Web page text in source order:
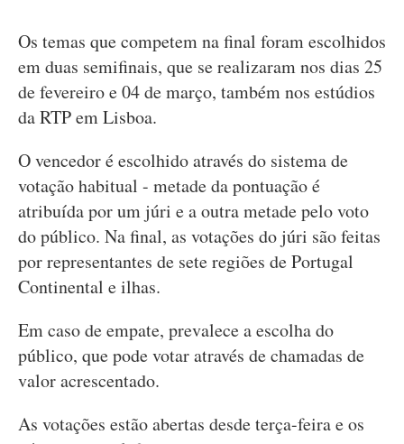
Os temas que competem na final foram escolhidos
em duas semifinais, que se realizaram nos dias 25
de fevereiro e 04 de março, também nos estúdios
da RTP em Lisboa.
O vencedor é escolhido através do sistema de
votação habitual - metade da pontuação é
atribuída por um júri e a outra metade pelo voto
do público. Na final, as votações do júri são feitas
por representantes de sete regiões de Portugal
Continental e ilhas.
Em caso de empate, prevalece a escolha do
público, que pode votar através de chamadas de
valor acrescentado.
As votações estão abertas desde terça-feira e os